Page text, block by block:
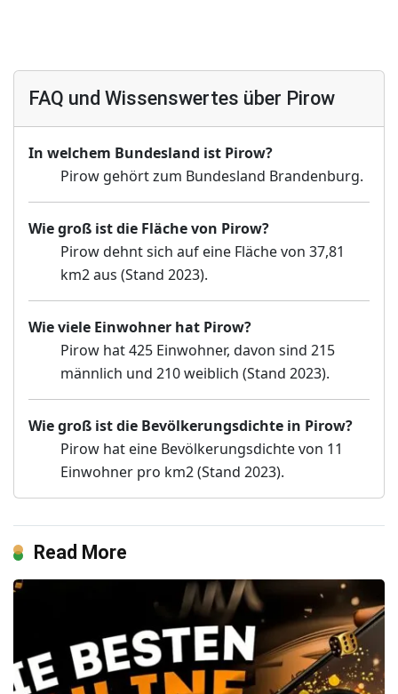
FAQ und Wissenswertes über Pirow
In welchem Bundesland ist Pirow?
Pirow gehört zum Bundesland Brandenburg.
Wie groß ist die Fläche von Pirow?
Pirow dehnt sich auf eine Fläche von 37,81
km2 aus (Stand 2023).
Wie viele Einwohner hat Pirow?
Pirow hat 425 Einwohner, davon sind 215
männlich und 210 weiblich (Stand 2023).
Wie groß ist die Bevölkerungsdichte in Pirow?
Pirow hat eine Bevölkerungsdichte von 11
Einwohner pro km2 (Stand 2023).
Read More